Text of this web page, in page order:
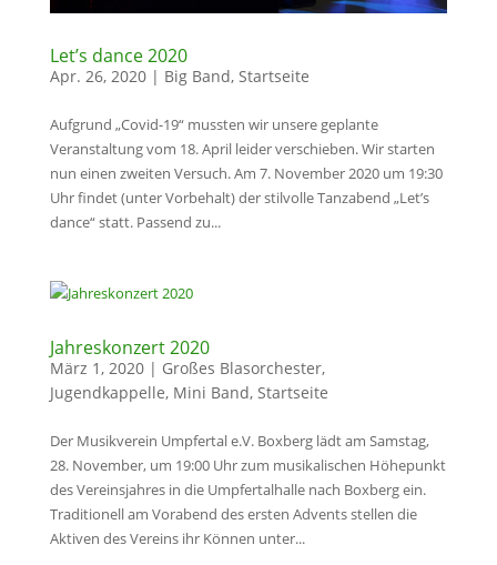
Let’s dance 2020
Apr. 26, 2020| Big Band, Startseite
Aufgrund „Covid-19“ mussten wir unsere geplante
Veranstaltung vom 18. April leider verschieben. Wir starten
nun einen zweiten Versuch. Am 7. November 2020 um 19:30
Uhr findet (unter Vorbehalt) der stilvolle Tanzabend „Let’s
dance“ statt. Passend zu...
Jahreskonzert 2020
März 1, 2020| Großes Blasorchester,
Jugendkappelle, Mini Band, Startseite
Der Musikverein Umpfertal e.V. Boxberg lädt am Samstag,
28. November, um 19:00 Uhr zum musikalischen Höhepunkt
des Vereinsjahres in die Umpfertalhalle nach Boxberg ein.
Traditionell am Vorabend des ersten Advents stellen die
Aktiven des Ver­eins ihr Können unter...